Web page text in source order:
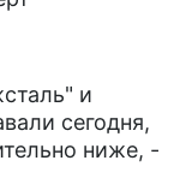
и
сегодня,
ниже, -